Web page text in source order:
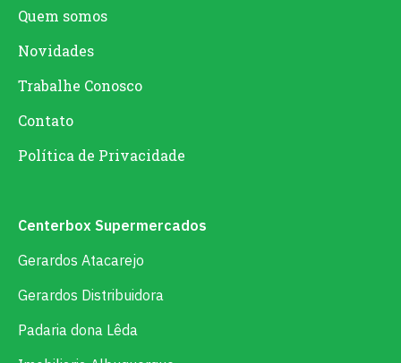
Quem somos
Novidades
Trabalhe Conosco
Contato
Política de Privacidade
Centerbox Supermercados
Gerardos Atacarejo
Gerardos Distribuidora
Padaria dona Lêda